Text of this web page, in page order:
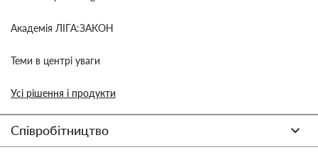
Академія ЛІГА:ЗАКОН
Теми в центрі уваги
Усі рішення і продукти
Співробітництво